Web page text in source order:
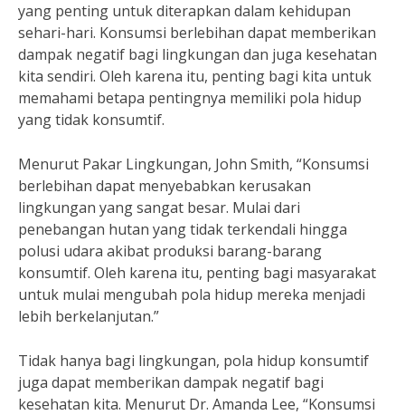
yang penting untuk diterapkan dalam kehidupan
sehari-hari. Konsumsi berlebihan dapat memberikan
dampak negatif bagi lingkungan dan juga kesehatan
kita sendiri. Oleh karena itu, penting bagi kita untuk
memahami betapa pentingnya memiliki pola hidup
yang tidak konsumtif.
Menurut Pakar Lingkungan, John Smith, “Konsumsi
berlebihan dapat menyebabkan kerusakan
lingkungan yang sangat besar. Mulai dari
penebangan hutan yang tidak terkendali hingga
polusi udara akibat produksi barang-barang
konsumtif. Oleh karena itu, penting bagi masyarakat
untuk mulai mengubah pola hidup mereka menjadi
lebih berkelanjutan.”
Tidak hanya bagi lingkungan, pola hidup konsumtif
juga dapat memberikan dampak negatif bagi
kesehatan kita. Menurut Dr. Amanda Lee, “Konsumsi